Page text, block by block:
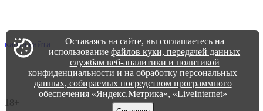
карта сайта
18+
Оставаясь на сайте, вы соглашаетесь на
использованиефайлов куки, передачей данных
службам веб-аналитики и политикой
конфиденциальности и наобработку персональных
данных, собираемых посредством программного
обеспечения «Яндекс.Метрика», «LiveInternet»